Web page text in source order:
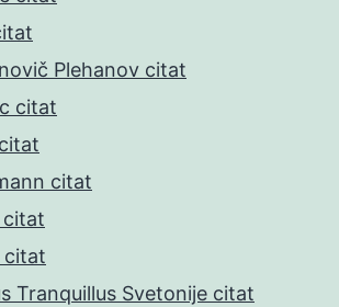
Plehanov citat
citat
citat
citat
citat
Tranquillus Svetonije citat